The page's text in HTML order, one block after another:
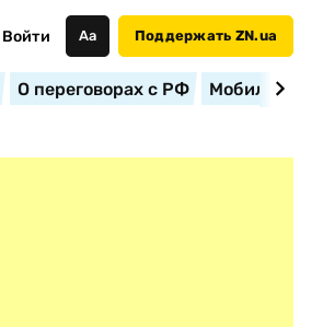
Войти Аа Поддержать ZN.ua
О переговорах с РФ